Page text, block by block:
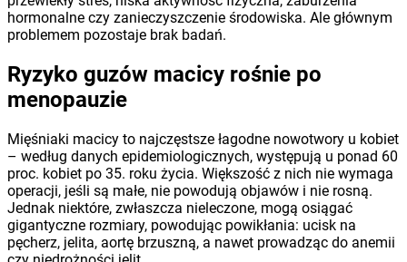
hormonalne czy zanieczyszczenie środowiska. Ale głównym
problemem pozostaje brak badań.
Ryzyko guzów macicy rośnie po
menopauzie
Mięśniaki macicy to najczęstsze łagodne nowotwory u kobiet
– według danych epidemiologicznych, występują u ponad 60
proc. kobiet po 35. roku życia. Większość z nich nie wymaga
operacji, jeśli są małe, nie powodują objawów i nie rosną.
Jednak niektóre, zwłaszcza nieleczone, mogą osiągać
gigantyczne rozmiary, powodując powikłania: ucisk na
pęcherz, jelita, aortę brzuszną, a nawet prowadząc do anemii